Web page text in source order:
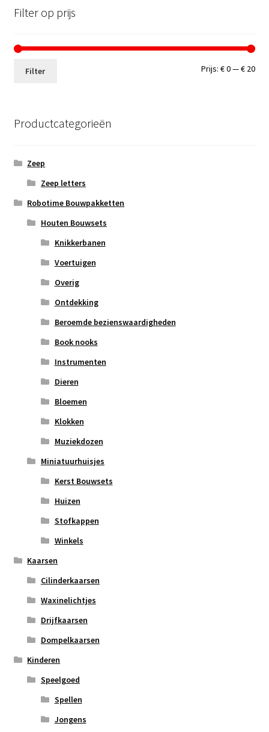
Filter op prijs
Min.
Filter Prijs:€ 0—€ 20
Productcategorieën
Zeep
Zeep letters
Robotime Bouwpakketten
Houten Bouwsets
Knikkerbanen
Voertuigen
Overig
Ontdekking
Beroemde bezienswaardigheden
Book nooks
Instrumenten
Dieren
Bloemen
Klokken
Muziekdozen
Miniatuurhuisjes
Kerst Bouwsets
Huizen
Stofkappen
Winkels
Kaarsen
Cilinderkaarsen
Waxinelichtjes
Drijfkaarsen
Dompelkaarsen
Kinderen
Speelgoed
Spellen
Jongens